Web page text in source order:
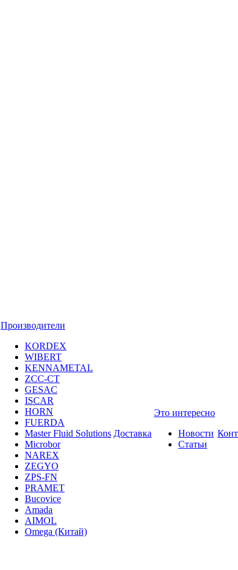
Производители
KORDEX
WIBERT
KENNAMETAL
ZCC-CT
GESAC
ISCAR
HORN
FUERDA
Master Fluid Solutions
Microbor
NAREX
ZEGYO
ZPS-FN
PRAMET
Bucovice
Amada
AIMOL
Omega (Китай)
Доставка
Это интересно
Новости
Статьи